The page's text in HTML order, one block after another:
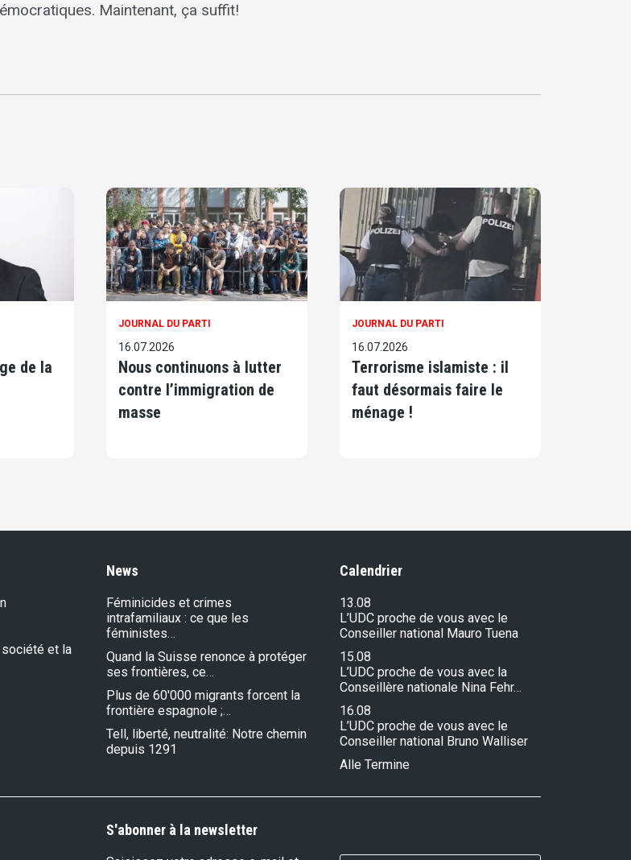
Maintenant, ça suffit!
de la
JOURNAL DU PARTI
16.07.2026
Nous continuons à lutter
contre l’immigration de
masse
JOURNAL DU PARTI
16.07.2026
Terrorisme islamiste : il
faut désormais faire le
ménage !
et la
News
Féminicides et crimes
intrafamiliaux : ce que les
féministes…
Quand la Suisse renonce à protéger
ses frontières, ce…
Plus de 60'000 migrants forcent la
frontière espagnole ;…
Tell, liberté, neutralité: Notre chemin
depuis 1291
Calendrier
13.08
L’UDC proche de vous avec le
Conseiller national Mauro Tuena
15.08
L’UDC proche de vous avec la
Conseillère nationale Nina Fehr…
16.08
L’UDC proche de vous avec le
Conseiller national Bruno Walliser
Alle Termine
S'abonner à la newsletter